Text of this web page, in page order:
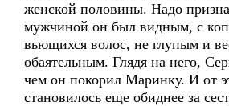
женской половины. Надо
мужчиной он был видным, с
вьющихся волос, не глупым и
обаятельным. Глядя на него,
чем он покорил Маринку. И от
становилось еще обиднее за